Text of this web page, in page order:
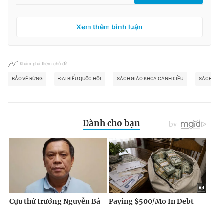
Xem thêm bình luận
Khám phá thêm chủ đề
BẢO VỆ RỪNG ĐẠI BIỂU QUỐC HỘI SÁCH GIÁO KHOA CÁNH DIỀU SÁCH